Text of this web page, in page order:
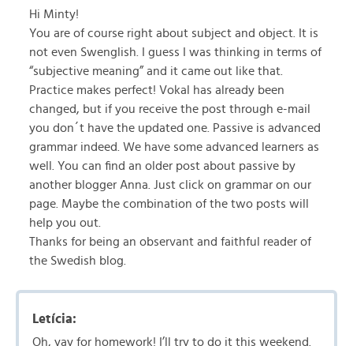
Hi Minty!
You are of course right about subject and object. It is
not even Swenglish. I guess I was thinking in terms of
“subjective meaning” and it came out like that.
Practice makes perfect! Vokal has already been
changed, but if you receive the post through e-mail
you don´t have the updated one. Passive is advanced
grammar indeed. We have some advanced learners as
well. You can find an older post about passive by
another blogger Anna. Just click on grammar on our
page. Maybe the combination of the two posts will
help you out.
Thanks for being an observant and faithful reader of
the Swedish blog.
Letícia:
Oh, yay for homework! I’ll try to do it this weekend.